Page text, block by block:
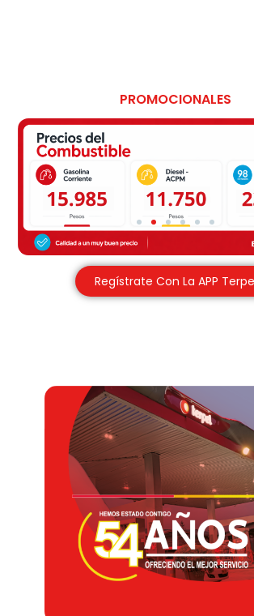
PROMOCIONALES
Siempre buscamos
Regístrate Con La APP